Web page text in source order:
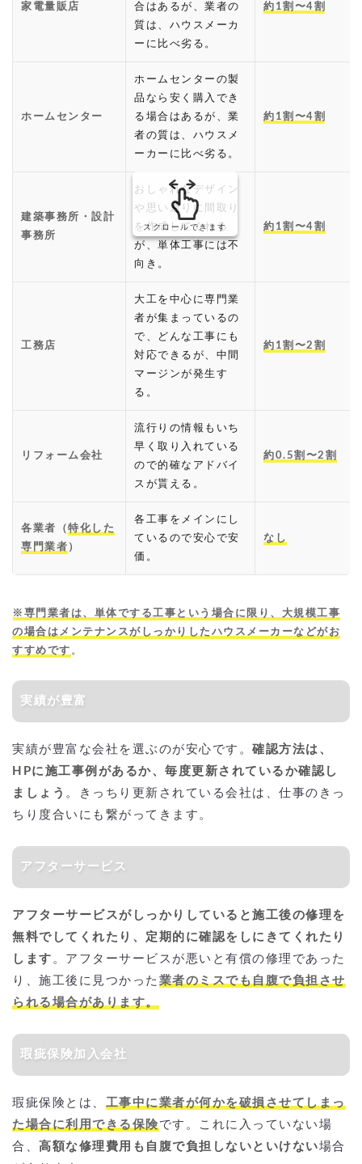
家電量販店
合はあるが、業者の
質は、ハウスメーカ
ーに比べ劣る。
約1割〜4割
ホームセンター
ホームセンターの製
品なら安く購入でき
る場合はあるが、業
者の質は、ハウスメ
ーカーに比べ劣る。
約1割〜4割
建築事務所・設計
事務所
おしゃれなデザイン
や思い通りに間取り
を作成してくれる
が、単体工事には不
向き。
約1割〜4割
工務店
大工を中心に専門業
者が集まっているの
で、どんな工事にも
対応できるが、中間
マージンが発生す
る。
約1割〜2割
リフォーム会社
流行りの情報もいち
早く取り入れている
ので的確なアドバイ
スが貰える。
約0.5割〜2割
各業者（特化した
専門業者 ）
各工事をメインにし
ているので安心で安
価。
なし
スクロールできます
※専門業者は、単体でする工事という場合に限り、大規模工事
の場合はメンテナンスがしっかりしたハウスメーカーなどがお
すすめです 。
実績が豊富
実績が豊富な会社を選ぶのが安心です。 確認方法は、
HPに施工事例があるか、毎度更新されているか確認し
ましょう 。きっちり更新されている会社は、仕事のきっ
ちり度合いにも繋がってきます。
アフターサービス
アフターサービスがしっかりしていると施工後の修理を
無料でしてくれたり、定期的に確認をしにきてくれたり
します 。アフターサービスが悪いと有償の修理であった
り、施工後に見つかった 業者のミスでも自腹で負担させ
られる場合があります。
瑕疵保険加入会社
瑕疵保険とは、 工事中に業者が何かを破損させてしまっ
た場合に利用できる保険 です。これに入っていない場
合、 高額な修理費用も自腹で負担しないといけない場合